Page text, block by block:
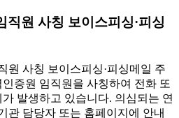
직원 사칭 보이스피싱·피싱